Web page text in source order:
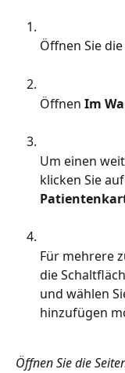
Öffnen Sie die
Öffnen Im
Um einen
klicken Sie auf
Für mehrere
die
und wählen
hinzufügen
Öffnen Sie die